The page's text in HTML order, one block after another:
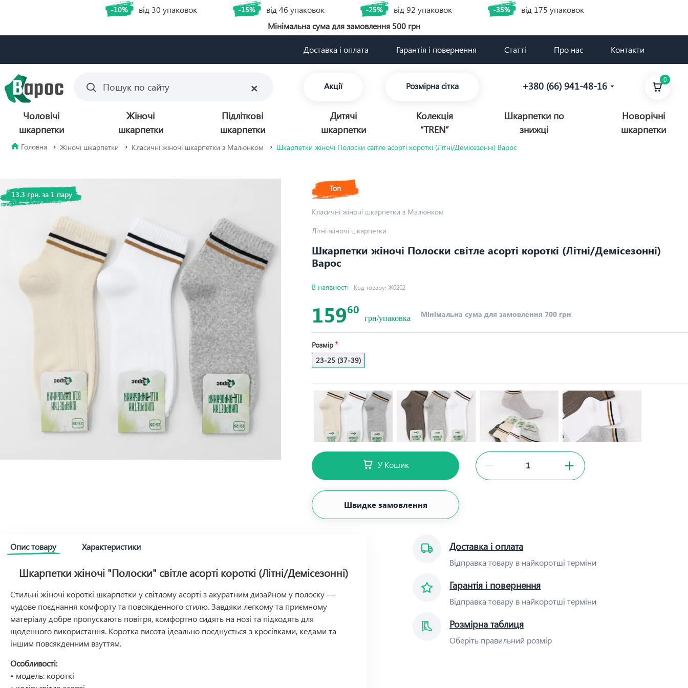
-10% від 30 упаковок -15% від 46 упаковок -25% від 92 упаковок -35%
від 175 упаковок
Мінімальна сума для замовлення 500 грн
Доставка і оплата Гарантія і повернення Статті Про нас Контакти
× Акції Розмірна сітка +380 (66) 941-48-16
0
Чоловічі
шкарпетки
Жіночі
шкарпетки
Підліткові
шкарпетки
Дитячі
шкарпетки
Колекція
“TREN”
Шкарпетки по
знижці
Новорічні
шкарпетки
Жіночі шкарпетки Класичні жіночі шкарпетки з Малюнком Шкарпетки жіночі Полоски світле асорті короткі (Літні/Демісезонні) Варос
13.3 грн. за 1 пару
Топ
Класичні жіночі шкарпетки з Малюнком
Літні жіночі шкарпетки
Шкарпетки жіночі Полоски світле асорті короткі (Літні/Демісезонні)
Варос
15960
грн/упаковка Мінімальна сума для замовлення 700 грн
В наявності Код товару: Ж0202
Розмір
23-25 (37-39)
У Кошик
Швидке замовлення
Доставка і оплата
Відправка товару в найкоротші терміни
Гарантія і повернення
Відправка товару в найкоротші терміни
Розмірна таблиця
Оберіть правильний розмір
Опис товару Характеристики
Шкарпетки жіночі "Полоски" світле асорті короткі (Літні/Демісезонні)
Стильні жіночі короткі шкарпетки у світлому асорті з акуратним дизайном у полоску —
чудове поєднання комфорту та повсякденного стилю. Завдяки легкому та приємному
матеріалу добре пропускають повітря, комфортно сидять на нозі та підходять для
щоденного використання. Коротка висота ідеально поєднується з кросівками, кедами та
іншим повсякденним взуттям.
Особливості:
• модель: короткі